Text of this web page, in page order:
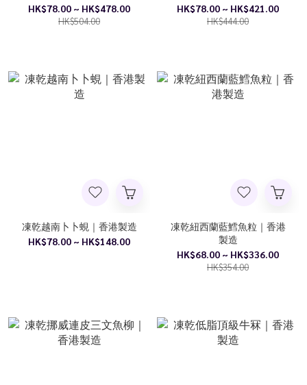
HK$78.00 ~ HK$478.00
HK$504.00
HK$78.00 ~ HK$421.00
HK$444.00
凍乾越南卜卜蜆｜香港製造
HK$78.00 ~ HK$148.00
凍乾紐西蘭藍鱈魚粒｜香港
製造
HK$68.00 ~ HK$336.00
HK$354.00